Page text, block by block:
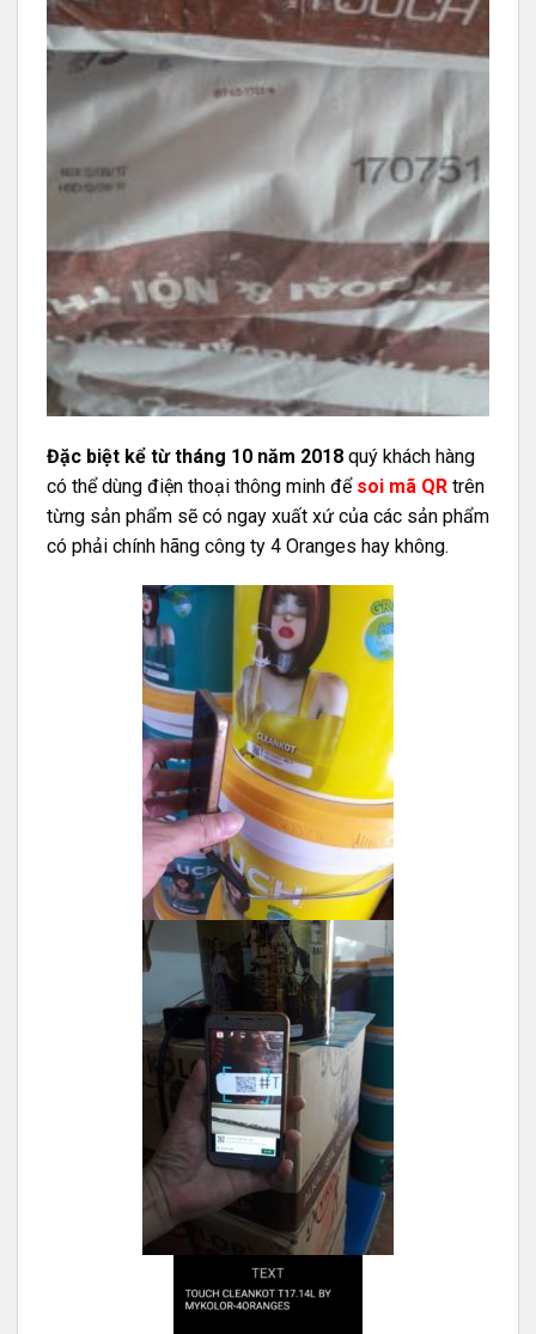
Đặc biệt kể từ tháng 10 năm 2018 quý khách hàng
có thể dùng điện thoại thông minh để soi mã QR trên
từng sản phẩm sẽ có ngay xuất xứ của các sản phẩm
có phải chính hãng công ty 4 Oranges hay không.